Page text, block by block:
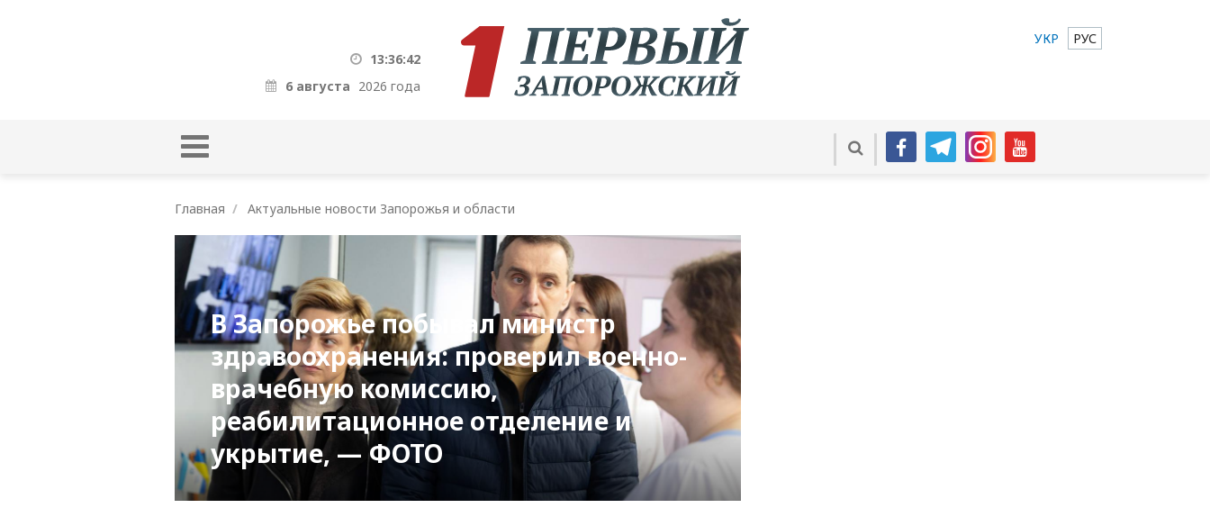
13:36:43
6 августа 2026 года
УКР РУС
Главная Актуальные новости Запорожья и области
В Запорожье побывал министр
здравоохранения: проверил военно-
врачебную комиссию,
реабилитационное отделение и
укрытие, — ФОТО